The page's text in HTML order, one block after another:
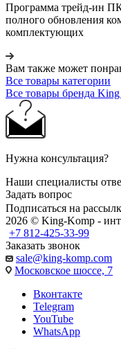
Программа трейд-ин
полного обновления
комплектующих
Вам также может
Все товары категории
Все товары бренда
Нужна консультация?
Наши специалисты
Задать вопрос
Подписаться на
2026 © King-Komp -
+7 812-425-33-99
Заказать звонок
sale@king-komp.com
Московское шоссе, 7
Вконтакте
Telegram
YouTube
WhatsApp